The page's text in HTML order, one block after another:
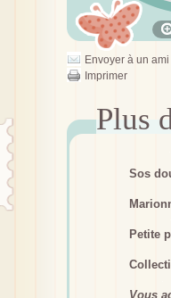
Envoyer à un ami
Imprimer
Sos
Petite
Vous